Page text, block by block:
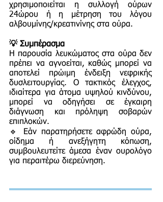
χρησιμοποιείται η συλλογή ούρων
24ώρου ή η μέτρηση του λόγου
αλβουμίνης/κρεατινίνης στα ούρα.
💡 Συμπέρασμα
Η παρουσία λευκώματος στα ούρα δεν
πρέπει να αγνοείται, καθώς μπορεί να
αποτελεί πρώιμη ένδειξη νεφρικής
δυσλειτουργίας. Ο τακτικός έλεγχος,
ιδιαίτερα για άτομα υψηλού κινδύνου,
μπορεί να οδηγήσει σε έγκαιρη
διάγνωση και πρόληψη σοβαρών
επιπλοκών.
🔹 Εάν παρατηρήσετε αφρώδη ούρα,
οίδημα ή ανεξήγητη κόπωση,
συμβουλευτείτε άμεσα έναν ουρολόγο
για περαιτέρω διερεύνηση.